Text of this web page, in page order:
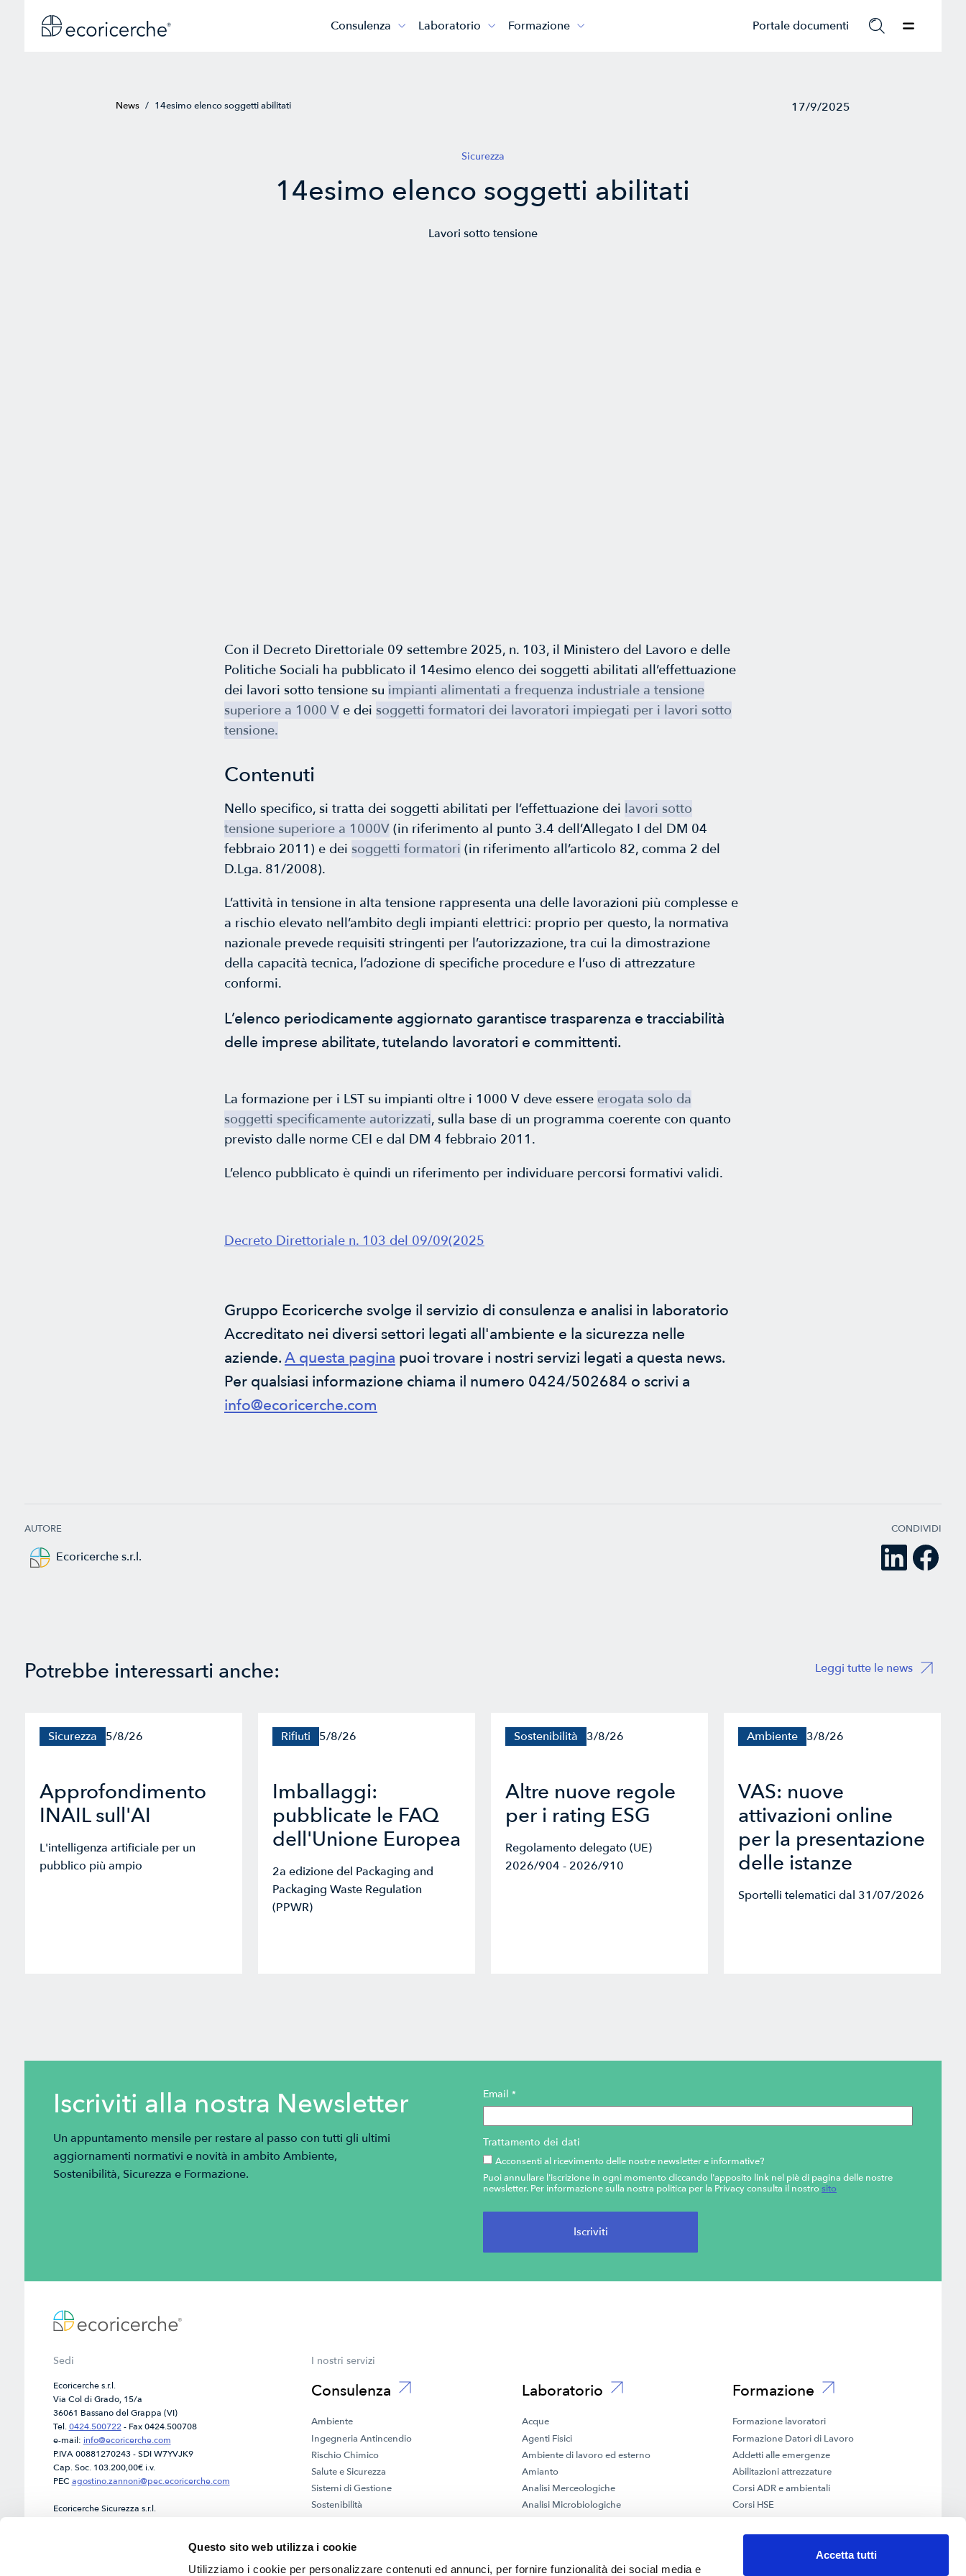
Questo sito web utilizza i cookie
Utilizziamo i cookie per personalizzare contenuti ed annunci, per fornire funzionalità dei social media e
Accetta tutti
Consulenza  Laboratorio  Formazione  Portale documenti
News / 14esimo elenco soggetti abilitati 17/9/2025
Sicurezza
14esimo elenco soggetti abilitati
Lavori sotto tensione
Con il Decreto Direttoriale 09 settembre 2025, n. 103, il Ministero del Lavoro e delle
Politiche Sociali ha pubblicato il 14esimo elenco dei soggetti abilitati all’effettuazione
dei lavori sotto tensione su impianti alimentati a frequenza industriale a tensione
superiore a 1000 Ve dei soggetti formatori dei lavoratori impiegati per i lavori sotto
tensione.
Contenuti
Nello specifico, si tratta dei soggetti abilitati per l’effettuazione dei lavori sotto
tensione superiore a 1000V(in riferimento al punto 3.4 dell’Allegato I del DM 04
febbraio 2011) e dei soggetti formatori (in riferimento all’articolo 82, comma 2 del
D.Lga. 81/2008).
L’attività in tensione in alta tensione rappresenta una delle lavorazioni più complesse e
a rischio elevato nell’ambito degli impianti elettrici: proprio per questo, la normativa
nazionale prevede requisiti stringenti per l’autorizzazione, tra cui la dimostrazione
della capacità tecnica, l’adozione di specifiche procedure e l’uso di attrezzature
conformi.
L’elenco periodicamente aggiornato garantisce trasparenza e tracciabilità
delle imprese abilitate, tutelando lavoratori e committenti.
La formazione per i LST su impianti oltre i 1000 V deve essere erogata solo da
soggetti specificamente autorizzati, sulla base di un programma coerente con quanto
previsto dalle norme CEI e dal DM 4 febbraio 2011.
L’elenco pubblicato è quindi un riferimento per individuare percorsi formativi validi.
Decreto Direttoriale n. 103 del 09/09(2025
Gruppo Ecoricerche svolge il servizio di consulenza e analisi in laboratorio
Accreditato nei diversi settori legati all'ambiente e la sicurezza nelle
aziende.A questa pagina puoi trovare i nostri servizi legati a questa news.
Per qualsiasi informazione chiama il numero 0424/502684 o scrivi a
info@ecoricerche.com
AUTORE
Ecoricerche s.r.l.
CONDIVIDI
Potrebbe interessarti anche: Leggi tutte le news
Sicurezza 5/8/26
Approfondimento
INAIL sull'AI
L'intelligenza artificiale per un
pubblico più ampio
Rifiuti 5/8/26
Imballaggi:
pubblicate le FAQ
dell'Unione Europea
2a edizione del Packaging and
Packaging Waste Regulation
(PPWR)
Sostenibilità 3/8/26
Altre nuove regole
per i rating ESG
Regolamento delegato (UE)
2026/904 - 2026/910
Ambiente 3/8/26
VAS: nuove
attivazioni online
per la presentazione
delle istanze
Sportelli telematici dal 31/07/2026
Iscriviti alla nostra Newsletter
Un appuntamento mensile per restare al passo con tutti gli ultimi
aggiornamenti normativi e novità in ambito Ambiente,
Sostenibilità, Sicurezza e Formazione.
Email *
Trattamento dei dati
Acconsenti al ricevimento delle nostre newsletter e informative?
Puoi annullare l'iscrizione in ogni momento cliccando l'apposito link nel piè di pagina delle nostre
newsletter. Per informazione sulla nostra politica per la Privacy consulta il nostrosito
Sedi
Ecoricerche s.r.l.
Via Col di Grado, 15/a
36061 Bassano del Grappa (VI)
Tel.0424.500722- Fax 0424.500708
e-mail: info@ecoricerche.com
P.IVA 00881270243 - SDI W7YVJK9
Cap. Soc. 103.200,00€ i.v.
PEC agostino.zannoni@pec.ecoricerche.com
Ecoricerche Sicurezza s.r.l.
- Fax 0424.504163
I nostri servizi
Consulenza
Ambiente
Ingegneria Antincendio
Rischio Chimico
Salute e Sicurezza
Sistemi di Gestione
Sostenibilità
Laboratorio
Acque
Agenti Fisici
Ambiente di lavoro ed esterno
Amianto
Analisi Merceologiche
Analisi Microbiologiche
Formazione
Formazione lavoratori
Formazione Datori di Lavoro
Addetti alle emergenze
Abilitazioni attrezzature
Corsi ADR e ambientali
Corsi HSE
Lavori particolari
Bandi e finanziamenti